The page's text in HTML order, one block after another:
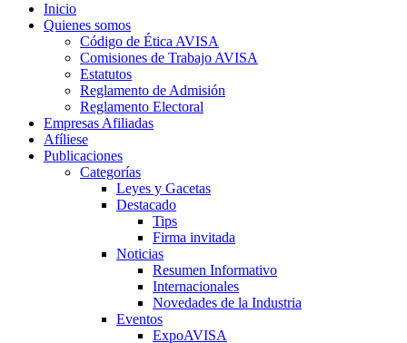
Inicio
Quienes somos
Código de Ética AVISA
Comisiones de Trabajo AVISA
Estatutos
Reglamento de Admisión
Reglamento Electoral
Empresas Afiliadas
Afíliese
Publicaciones
Categorías
Leyes y Gacetas
Destacado
Tips
Firma invitada
Noticias
Resumen Informativo
Internacionales
Novedades de la Industria
Eventos
ExpoAVISA